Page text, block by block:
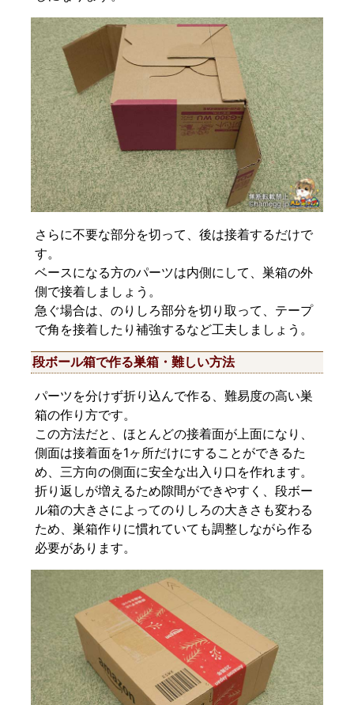
さらに不要な部分を切って、後は接着するだけで
す。
ベースになる方のパーツは内側にして、巣箱の外
側で接着しましょう。
急ぐ場合は、のりしろ部分を切り取って、テープ
で角を接着したり補強するなど工夫しましょう。
段ボール箱で作る巣箱・難しい方法
パーツを分けず折り込んで作る、難易度の高い巣
箱の作り方です。
この方法だと、ほとんどの接着面が上面になり、
側面は接着面を1ヶ所だけにすることができるた
め、三方向の側面に安全な出入り口を作れます。
折り返しが増えるため隙間ができやすく、段ボー
ル箱の大きさによってのりしろの大きさも変わる
ため、巣箱作りに慣れていても調整しながら作る
必要があります。